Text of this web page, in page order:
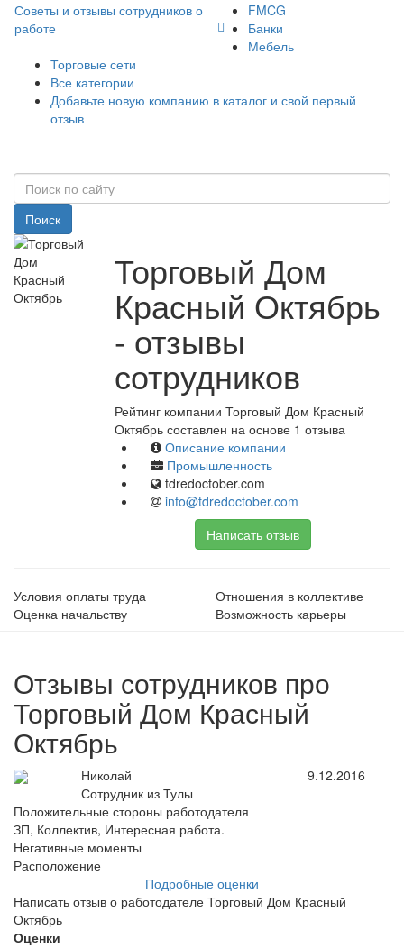
Советы и отзывы сотрудников о
работе
FMCG
Банки
Мебель
Торговые сети
Все категории
Добавьте новую компанию в каталог и свой первый
отзыв
Поиск
Торговый Дом
Красный Октябрь
- отзывы
сотрудников
Рейтинг компании Торговый Дом Красный
Октябрь составлен на основе 1 отзыва
Описание компании
Промышленность
tdredoctober.com
info@tdredoctober.com
Написать отзыв
Условия оплаты труда
Отношения в коллективе
Оценка начальству
Возможность карьеры
Отзывы сотрудников про
Торговый Дом Красный
Октябрь
Николай
Сотрудник из Тулы
9.12.2016
Положительные стороны работодателя
ЗП, Коллектив, Интересная работа.
Негативные моменты
Расположение
Подробные оценки
Написать отзыв о работодателе Торговый Дом Красный
Октябрь
Оценки